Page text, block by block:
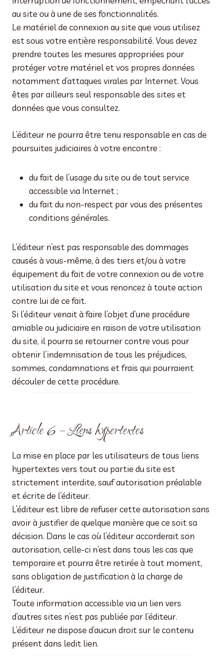
au site ou à une de ses fonctionnalités.
Le matériel de connexion au site que vous utilisez
est sous votre entière responsabilité. Vous devez
prendre toutes les mesures appropriées pour
protéger votre matériel et vos propres données
notamment d’attaques virales par Internet. Vous
êtes par ailleurs seul responsable des sites et
données que vous consultez.
L’éditeur ne pourra être tenu responsable en cas de
poursuites judiciaires à votre encontre :
du fait de l’usage du site ou de tout service
accessible via Internet ;
du fait du non-respect par vous des présentes
conditions générales.
L’éditeur n’est pas responsable des dommages
causés à vous-même, à des tiers et/ou à votre
équipement du fait de votre connexion ou de votre
utilisation du site et vous renoncez à toute action
contre lui de ce fait.
Si l’éditeur venait à faire l’objet d’une procédure
amiable ou judiciaire en raison de votre utilisation
du site, il pourra se retourner contre vous pour
obtenir l’indemnisation de tous les préjudices,
sommes, condamnations et frais qui pourraient
découler de cette procédure.
Article 6 – Liens hypertextes
La mise en place par les utilisateurs de tous liens
hypertextes vers tout ou partie du site est
strictement interdite, sauf autorisation préalable
et écrite de l’éditeur.
L’éditeur est libre de refuser cette autorisation sans
avoir à justifier de quelque manière que ce soit sa
décision. Dans le cas où l’éditeur accorderait son
autorisation, celle-ci n’est dans tous les cas que
temporaire et pourra être retirée à tout moment,
sans obligation de justification à la charge de
l’éditeur.
Toute information accessible via un lien vers
d’autres sites n’est pas publiée par l’éditeur.
L’éditeur ne dispose d’aucun droit sur le contenu
présent dans ledit lien.